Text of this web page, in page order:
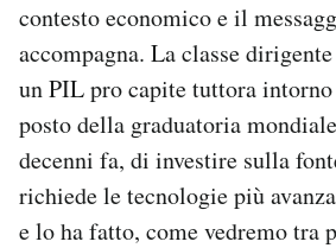
contesto economico e il
accompagna. La classe
un PIL pro capite tuttora
posto della graduatoria
decenni fa, di investire sulla
richiede le tecnologie più
e lo ha fatto, come vedremo tra